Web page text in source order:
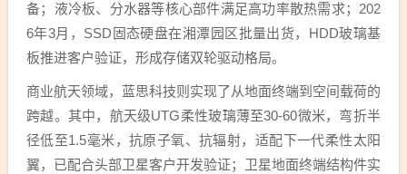
备；液冷板、分水器等核心部件满足高功率散热需求；202
6年3月，SSD固态硬盘在湘潭园区批量出货，HDD玻璃基
板推进客户验证，形成存储双轮驱动格局。
商业航天领域，蓝思科技则实现了从地面终端到空间载荷的
跨越。其中，航天级UTG柔性玻璃薄至30-60微米，弯折半
径低至1.5毫米，抗原子氧、抗辐射，适配下一代柔性太阳
翼，已配合头部卫星客户开发验证；卫星地面终端结构件实